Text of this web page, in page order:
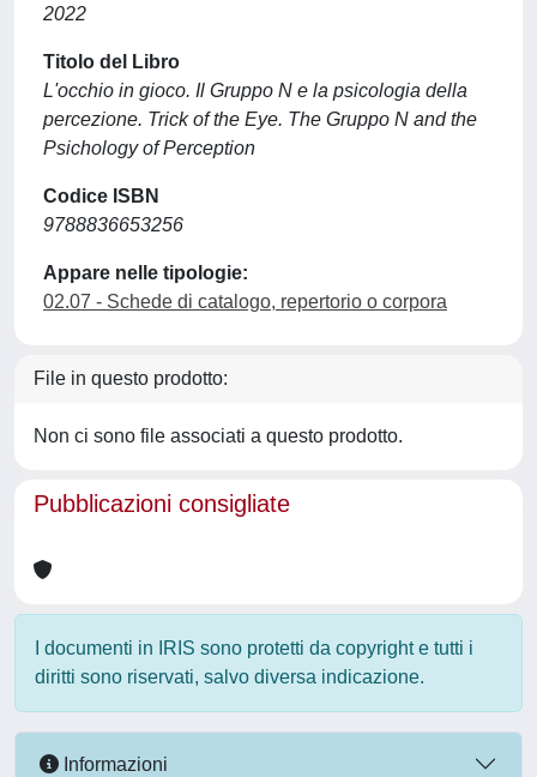
2022
Titolo del Libro
L'occhio in gioco. Il Gruppo N e la psicologia della
percezione. Trick of the Eye. The Gruppo N and the
Psichology of Perception
Codice ISBN
9788836653256
Appare nelle tipologie:
02.07 - Schede di catalogo, repertorio o corpora
File in questo prodotto:
Non ci sono file associati a questo prodotto.
Pubblicazioni consigliate
I documenti in IRIS sono protetti da copyright e tutti i
diritti sono riservati, salvo diversa indicazione.
Informazioni